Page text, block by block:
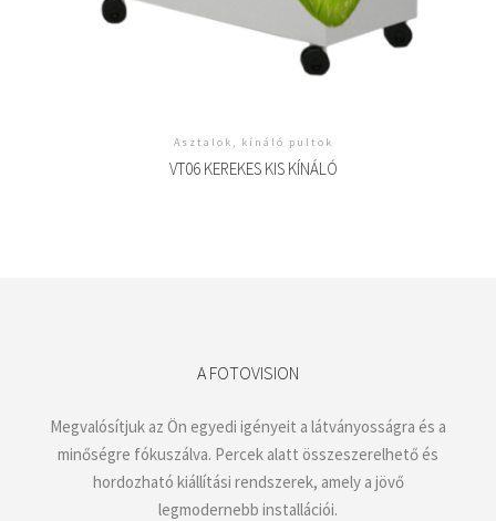
Asztalok, kínáló pultok
VT06 KEREKES KIS KÍNÁLÓ
A FOTOVISION
Megvalósítjuk az Ön egyedi igényeit a látványosságra és a
minőségre fókuszálva. Percek alatt összeszerelhető és
hordozható kiállítási rendszerek, amely a jövő
legmodernebb installációi.